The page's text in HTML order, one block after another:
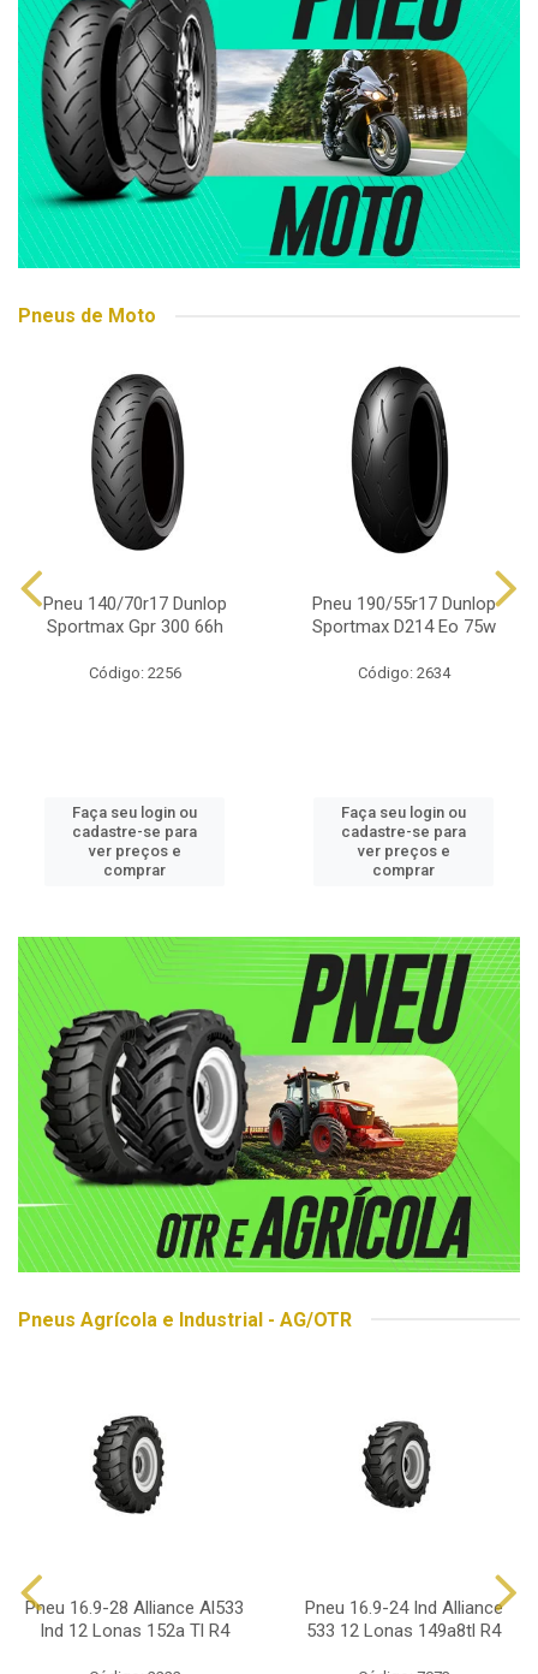
Pneus de Moto
Pneu 140/70r17 Dunlop
Sportmax Gpr 300 66h
Código: 2256
Faça seu login ou
cadastre-se para
ver preços e
comprar
Pneu 190/55r17 Dunlop
Sportmax D214 Eo 75w
Código: 2634
Faça seu login ou
cadastre-se para
ver preços e
comprar
Pneus Agrícola e Industrial - AG/OTR
Pneu 16.9-28 Alliance Al533
Ind 12 Lonas 152a Tl R4
Pneu 16.9-24 Ind Alliance
533 12 Lonas 149a8tl R4